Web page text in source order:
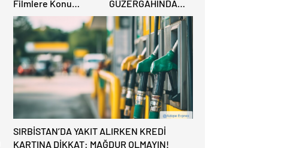
Filmlere Konu
Olacak İzin
Hikayesi:
Benzinlikte Eşini
Unuttu!
GÜZERGAHINDA
GECE YOLCULUĞU
TAVSİYE
EDİLMİYOR:
ALTERNATİF
KAPILAR ZAMAN
KAZANDIRIYOR!
SIRBİSTAN’DA YAKIT ALIRKEN KREDİ
KARTINA DİKKAT: MAĞDUR OLMAYIN!